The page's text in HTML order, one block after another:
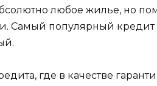
любое жилье, но
Самый популярный
где в качестве